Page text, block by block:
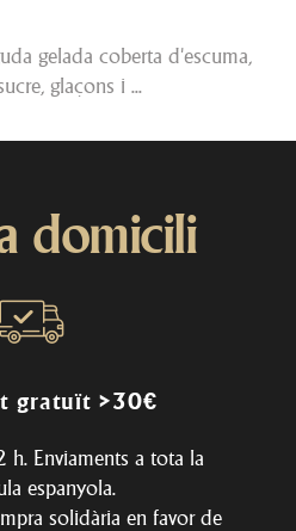
gelada coberta d'escuma,
glaçons i ...
domicili
gratuït >30€
h. Enviaments a tota la
espanyola.
solidària en favor de